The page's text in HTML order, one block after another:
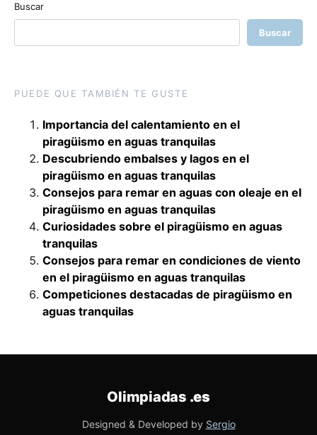
Buscar
Buscar
PUEDE QUE TAMBIÉN TE GUSTE
Importancia del calentamiento en el
piragüismo en aguas tranquilas
Descubriendo embalses y lagos en el
piragüismo en aguas tranquilas
Consejos para remar en aguas con oleaje en el
piragüismo en aguas tranquilas
Curiosidades sobre el piragüismo en aguas
tranquilas
Consejos para remar en condiciones de viento
en el piragüismo en aguas tranquilas
Competiciones destacadas de piragüismo en
aguas tranquilas
Olimpiadas .es
Designed & Developed by Sergio